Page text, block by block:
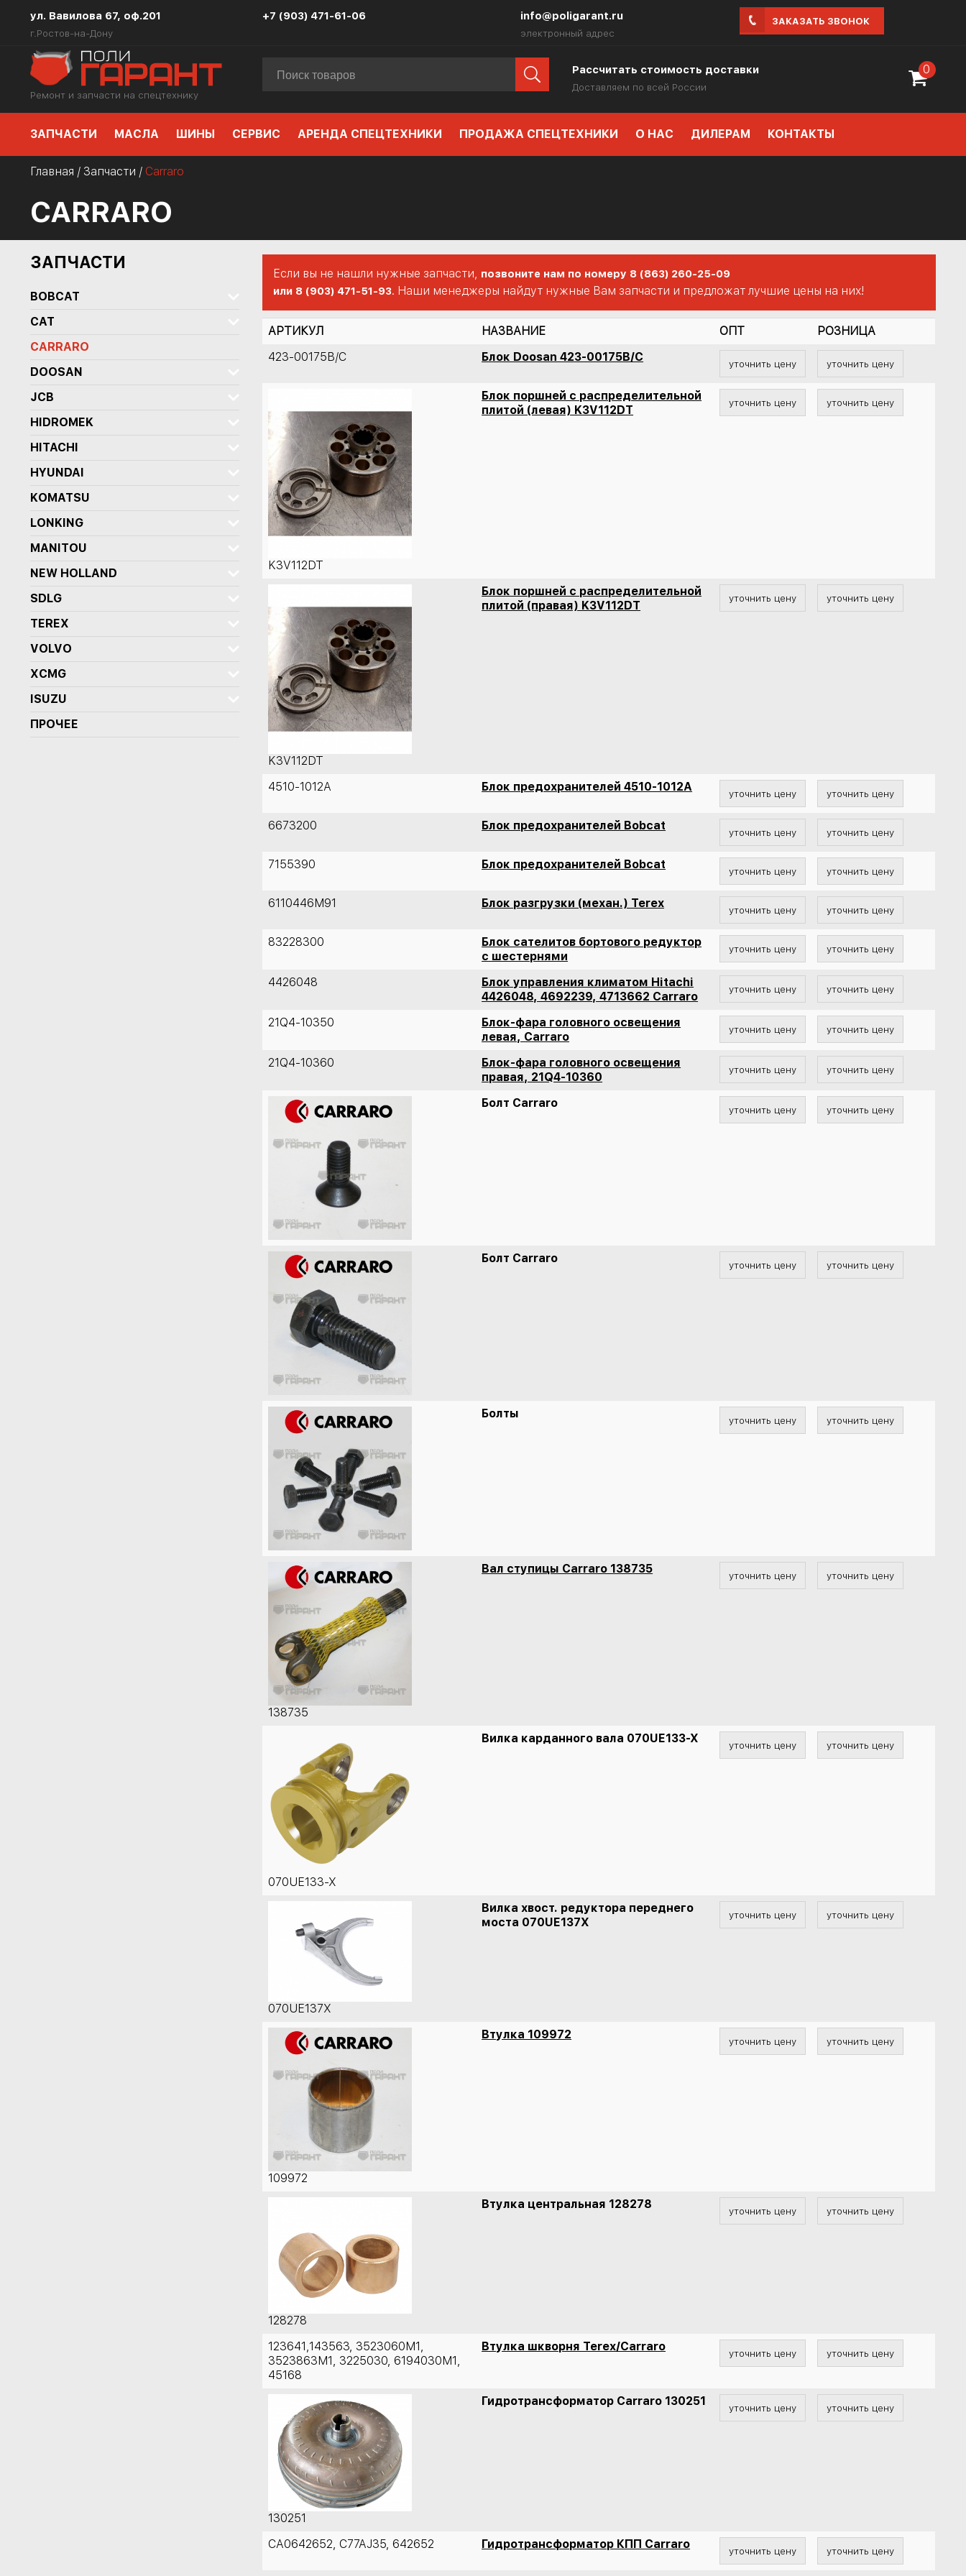
ул. Вавилова 67, оф.201
г.Ростов-на-Дону
+7 (903) 471-61-06 info@poligarant.ru
электронный адрес
ЗАКАЗАТЬ ЗВОНОК
Ремонт и запчасти на спецтехнику
Рассчитать стоимость доставки
Доставляем по всей России
0
ЗАПЧАСТИ МАСЛА ШИНЫ СЕРВИС АРЕНДА СПЕЦТЕХНИКИ ПРОДАЖА СПЕЦТЕХНИКИ О НАС ДИЛЕРАМ КОНТАКТЫ
Главная / Запчасти / Carraro
CARRARO
ЗАПЧАСТИ
BOBCAT
CAT
CARRARO
DOOSAN
JCB
HIDROMEK
HITACHI
HYUNDAI
KOMATSU
LONKING
MANITOU
NEW HOLLAND
SDLG
TEREX
VOLVO
XCMG
ISUZU
ПРОЧЕЕ
Если вы не нашли нужные запчасти, позвоните нам по номеру 8 (863) 260-25-09
или 8 (903) 471-51-93. Наши менеджеры найдут нужные Вам запчасти и предложат лучшие цены на них!
АРТИКУЛ НАЗВАНИЕ ОПТ
РОЗНИЦА
423-00175B/C
Блок Doosan 423-00175B/C уточнить цену уточнить цену
K3V112DT
Блок поршней с распределительной
плитой (левая) K3V112DT
уточнить цену уточнить цену
K3V112DT
Блок поршней с распределительной
плитой (правая) K3V112DT
уточнить цену уточнить цену
4510-1012А Блок предохранителей 4510-1012А уточнить цену уточнить цену
6673200 Блок предохранителей Bobcat уточнить цену уточнить цену
7155390 Блок предохранителей Bobcat уточнить цену уточнить цену
6110446M91 Блок разгрузки (механ.) Terex уточнить цену уточнить цену
83228300
Блок сателитов бортового редуктор
с шестернями
уточнить цену уточнить цену
4426048
Блок управления климатом Hitachi
4426048, 4692239, 4713662 Carraro
уточнить цену уточнить цену
21Q4-10350
Блок-фара головного освещения
левая, Carraro
уточнить цену уточнить цену
21Q4-10360
Блок-фара головного освещения
правая, 21Q4-10360
уточнить цену уточнить цену
Болт Carraro уточнить цену уточнить цену
Болт Carraro уточнить цену уточнить цену
Болты уточнить цену уточнить цену
138735
Вал ступицы Carraro 138735 уточнить цену уточнить цену
070UE133-X
Вилка карданного вала 070UE133-X уточнить цену уточнить цену
070UE137X
Вилка хвост. редуктора переднего
моста 070UE137X
уточнить цену уточнить цену
109972
Втулка 109972 уточнить цену уточнить цену
128278
Втулка центральная 128278 уточнить цену уточнить цену
123641,143563, 3523060M1,
3523863M1, 3225030, 6194030M1,
45168
Втулка шкворня Terex/Carraro уточнить цену уточнить цену
130251
Гидротрансформатор Carraro 130251 уточнить цену уточнить цену
CA0642652, C77AJ35, 642652 Гидротрансформатор КПП Carraro уточнить цену уточнить цену